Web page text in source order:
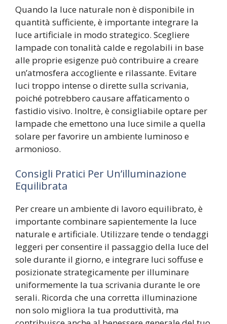
Quando la luce naturale non è disponibile in
quantità sufficiente, è importante integrare la
luce artificiale in modo strategico. Scegliere
lampade con tonalità calde e regolabili in base
alle proprie esigenze può contribuire a creare
un’atmosfera accogliente e rilassante. Evitare
luci troppo intense o dirette sulla scrivania,
poiché potrebbero causare affaticamento o
fastidio visivo. Inoltre, è consigliabile optare per
lampade che emettono una luce simile a quella
solare per favorire un ambiente luminoso e
armonioso.
Consigli Pratici Per Un’illuminazione
Equilibrata
Per creare un ambiente di lavoro equilibrato, è
importante combinare sapientemente la luce
naturale e artificiale. Utilizzare tende o tendaggi
leggeri per consentire il passaggio della luce del
sole durante il giorno, e integrare luci soffuse e
posizionate strategicamente per illuminare
uniformemente la tua scrivania durante le ore
serali. Ricorda che una corretta illuminazione
non solo migliora la tua produttività, ma